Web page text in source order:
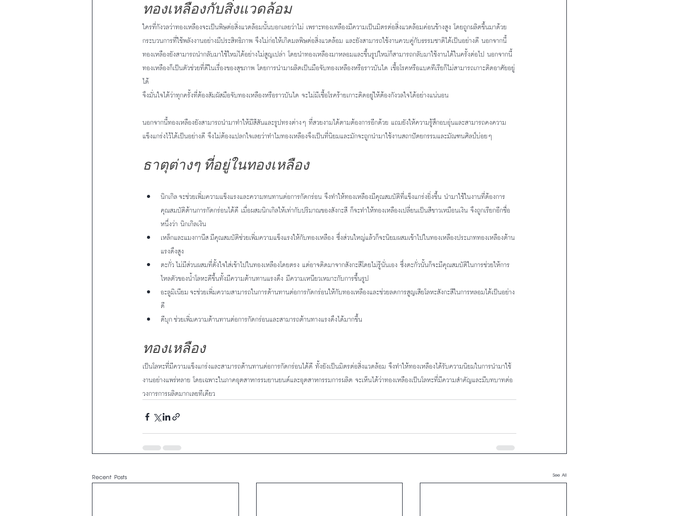
ทองเหลืองกับสิ่งแวดล้อม
ใครที่กังวลว่าทองเหลืองจะเป็นพิษต่อสิ่งแวดล้อมนั้นบอกเลยว่าไม่ เพราะทองเหลืองมีความเป็นมิตรต่อสิ่งแวดล้อมค่อนข้างสูง โดยถูกผลิตขึ้นมาด้วย
กระบวนการที่ใช้พลังงานอย่างมีประสิทธิภาพ จึงไม่ก่อให้เกิดมลพิษต่อสิ่งแวดล้อม และยังสามารถใช้งานควบคู่กับธรรมชาติได้เป็นอย่างดี นอกจากนี้
ทองเหลืองยังสามารถนำกลับมาใช้ใหม่ได้อย่างไม่สูญเปล่า โดยนำทองเหลืองมาหลอมและขึ้นรูปใหม่ก็สามารถกลับมาใช้งานได้ในครั้งต่อไป นอกจากนี้
ทองเหลืองก็เป็นตัวช่วยที่ดีในเรื่องของสุขภาพ โดยการนำมาผลิตเป็นมือจับทองเหลืองหรือราวบันได เชื้อโรคหรือแบคทีเรียก็ไม่สามารถเกาะติดอาศัยอยู่
ได้
จึงมั่นใจได้ว่าทุกครั้งที่ต้องสัมผัสมือจับทองเหลืองหรือราวบันได จะไม่มีเชื้อโรคร้ายเกาะติดอยู่ให้ต้องกังวลใจได้อย่างแน่นอน
นอกจากนี้ทองเหลืองยังสามารถนำมาทำให้มีสีสันและรูปทรงต่างๆ ที่สวยงามได้ตามต้องการอีกด้วย แถมยังให้ความรู้สึกอบอุ่นและสามารถคงความ
แข็งแกร่งไว้ได้เป็นอย่างดี จึงไม่ต้องแปลกใจเลยว่าทำไมทองเหลืองจึงเป็นที่นิยมและมักจะถูกนำมาใช้งานสถาปัตยกรรมและมัณฑนศิลป์บ่อยๆ
ธาตุต่างๆ ที่อยู่ในทองเหลือง
นิกเกิล จะช่วยเพิ่มความแข็งแรงและความทนทานต่อการกัดกร่อน จึงทำให้ทองเหลืองมีคุณสมบัติที่แข็งแกร่งยิ่งขึ้น นำมาใช้ในงานที่ต้องการ
คุณสมบัติต้านการกัดกร่อนได้ดี เมื่อผสมนิกเกิลให้เท่ากับปริมาณของสังกะสี ก็จะทำให้ทองเหลืองเปลี่ยนเป็นสีขาวเหมือนเงิน จึงถูกเรียกอีกชื่อ
หนึ่งว่า นิกเกิลเงิน
เหล็กและแมงกานีส มีคุณสมบัติช่วยเพิ่มความแข็งแรงให้กับทองเหลือง ซึ่งส่วนใหญ่แล้วก็จะนิยมผสมเข้าไปในทองเหลืองประเภททองเหลืองต้าน
แรงดึงสูง
ตะกั่ว ไม่มีส่วนผสมที่ตั้งใจใส่เข้าไปในทองเหลืองโดยตรง แต่อาจติดมาจากสังกะสีโดยไม่รู้นั่นเอง ซึ่งตะกั่วนั้นก็จะมีคุณสมบัติในการช่วยให้การ
ไหลตัวของน้ำโลหะดีขึ้นทั้งมีความต้านทานแรงดึง มีความเหนียวเหมาะกับการขึ้นรูป
อะลูมิเนียม จะช่วยเพิ่มความสามารถในการต้านทานต่อการกัดกร่อนให้กับทองเหลืองและช่วยลดการสูญเสียโลหะสังกะสีในการหลอมได้เป็นอย่าง
ดี
ดีบุก ช่วยเพิ่มความต้านทานต่อการกัดกร่อนและสามารถต้านทางแรงดึงได้มากขึ้น
ทองเหลือง
เป็นโลหะที่มีความแข็งแกร่งและสามารถต้านทานต่อการกัดกร่อนได้ดี ทั้งยังเป็นมิตรต่อสิ่งแวดล้อม จึงทำให้ทองเหลืองได้รับความนิยมในการนำมาใช้
งานอย่างแพร่หลาย โดยเฉพาะในภาคอุตสาหกรรมยานยนต์และอุตสาหกรรมการผลิต จะเห็นได้ว่าทองเหลืองเป็นโลหะที่มีความสำคัญและมีบทบาทต่อ
วงการการผลิตมากเลยทีเดียว
Recent Posts See All